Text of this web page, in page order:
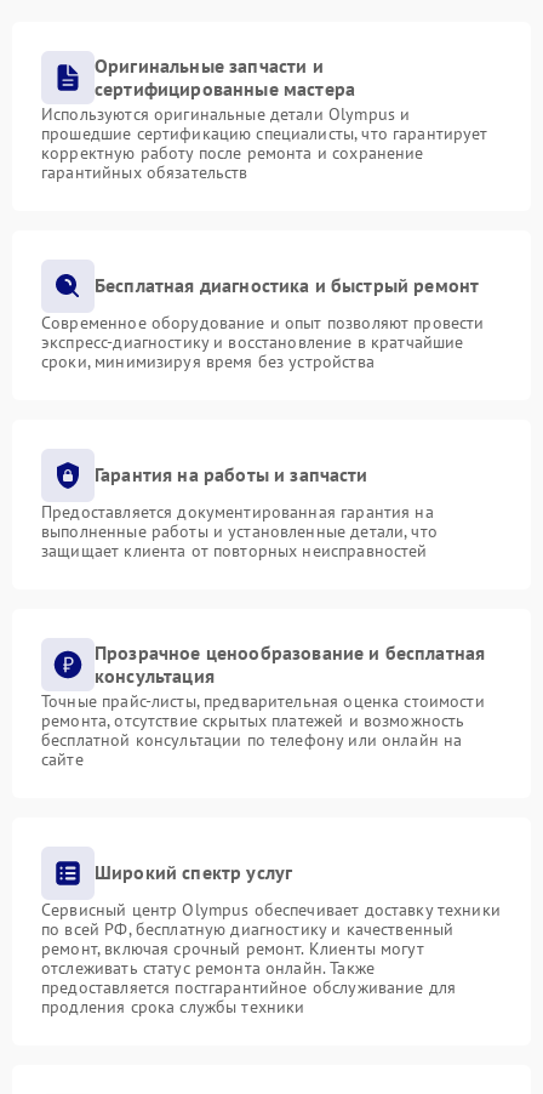
Оригинальные запчасти и
сертифицированные мастера
Используются оригинальные детали Olympus и
прошедшие сертификацию специалисты, что гарантирует
корректную работу после ремонта и сохранение
гарантийных обязательств
Бесплатная диагностика и быстрый ремонт
Современное оборудование и опыт позволяют провести
экспресс-диагностику и восстановление в кратчайшие
сроки, минимизируя время без устройства
Гарантия на работы и запчасти
Предоставляется документированная гарантия на
выполненные работы и установленные детали, что
защищает клиента от повторных неисправностей
Прозрачное ценообразование и бесплатная
консультация
Точные прайс-листы, предварительная оценка стоимости
ремонта, отсутствие скрытых платежей и возможность
бесплатной консультации по телефону или онлайн на
сайте
Широкий спектр услуг
Сервисный центр Olympus обеспечивает доставку техники
по всей РФ, бесплатную диагностику и качественный
ремонт, включая срочный ремонт. Клиенты могут
отслеживать статус ремонта онлайн. Также
предоставляется постгарантийное обслуживание для
продления срока службы техники